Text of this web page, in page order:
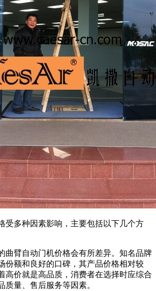
受多种因素影响，主要包括以下几个方
曲臂自动门机价格会有所差异。知名品牌
份额和良好的口碑，其产品价格相对较
高价就是高品质，消费者在选择时应综合
质量、售后服务等因素。